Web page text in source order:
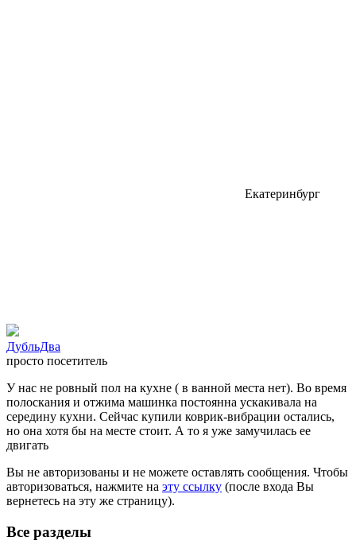
Екатеринбург
ДубльДва
просто посетитель
У нас не ровный пол на кухне ( в ванной места нет). Во время
полоскания и отжима машинка постоянна ускакивала на
середину кухни. Сейчас купили коврик-вибрации остались,
но она хотя бы на месте стоит. А то я уже замучилась ее
двигать
Вы не авторизованы и не можете оставлять сообщения. Чтобы
авторизоваться, нажмите на эту ссылку (после входа Вы
вернетесь на эту же страницу).
Все разделы